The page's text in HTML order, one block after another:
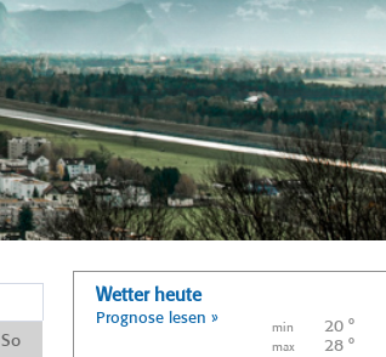
So
Wetter heute
Prognose lesen »
min 20 °
max 28 °